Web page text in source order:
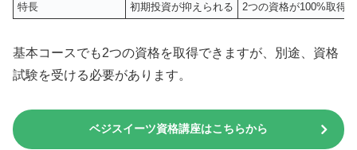
特長
初期投資が抑えられる 2つの資格が100%取得
基本コースでも2つの資格を取得できますが、別途、資格
試験を受ける必要があります。
ベジスイーツ資格講座はこちらから